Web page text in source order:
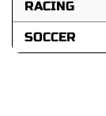
RACING
SOCCER